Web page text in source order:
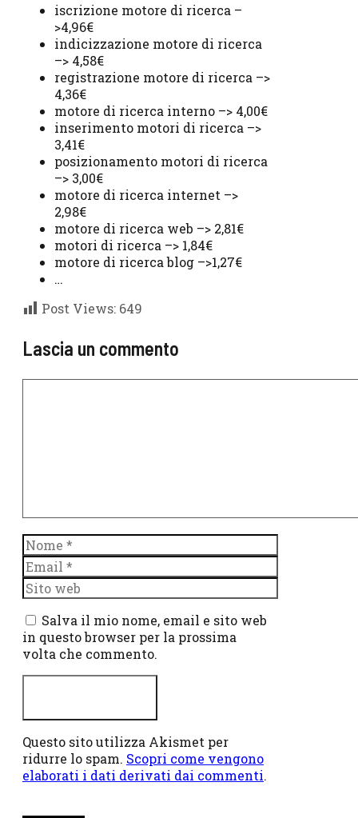
iscrizione motore di ricerca –
>4,96€
indicizzazione motore di ricerca
–> 4,58€
registrazione motore di ricerca –>
4,36€
motore di ricerca interno –> 4,00€
inserimento motori di ricerca –>
3,41€
posizionamento motori di ricerca
–> 3,00€
motore di ricerca internet –>
2,98€
motore di ricerca web –> 2,81€
motori di ricerca –> 1,84€
motore di ricerca blog –>1,27€
…
Post Views: 649
Lascia un commento
Nome
Email
Sito
web
Salva il mio nome, email e sito web
in questo browser per la prossima
volta che commento.
Questo sito utilizza Akismet per
ridurre lo spam. Scopri come vengono
elaborati i dati derivati dai commenti.